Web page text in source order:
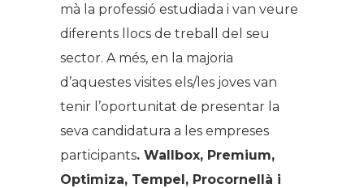
mà la professió estudiada i van veure
diferents llocs de treball del seu
sector. A més, en la majoria
d’aquestes visites els/les joves van
tenir l’oportunitat de presentar la
seva candidatura a les empreses
participants. Wallbox, Premium,
Optimiza, Tempel, Procornellà i